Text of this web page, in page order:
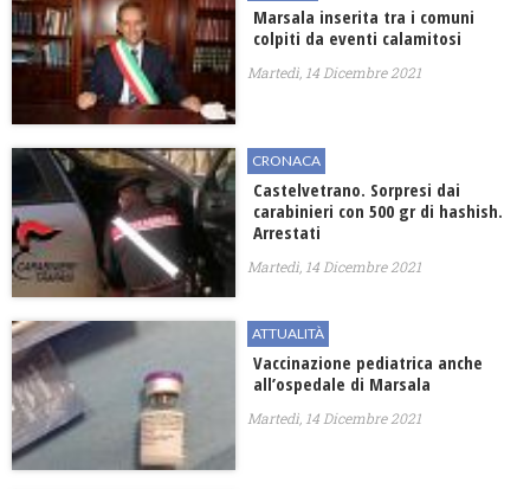
Marsala inserita tra i comuni
colpiti da eventi calamitosi
Martedì, 14 Dicembre 2021
CRONACA
Castelvetrano. Sorpresi dai
carabinieri con 500 gr di hashish.
Arrestati
Martedì, 14 Dicembre 2021
ATTUALITÀ
Vaccinazione pediatrica anche
all’ospedale di Marsala
Martedì, 14 Dicembre 2021